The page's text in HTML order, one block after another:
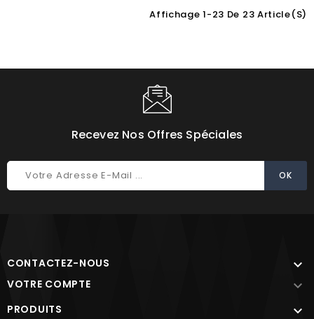
Affichage 1-23 De 23 Article(s)
Recevez Nos Offres Spéciales
CONTACTEZ-NOUS 
VOTRE COMPTE 
PRODUITS 